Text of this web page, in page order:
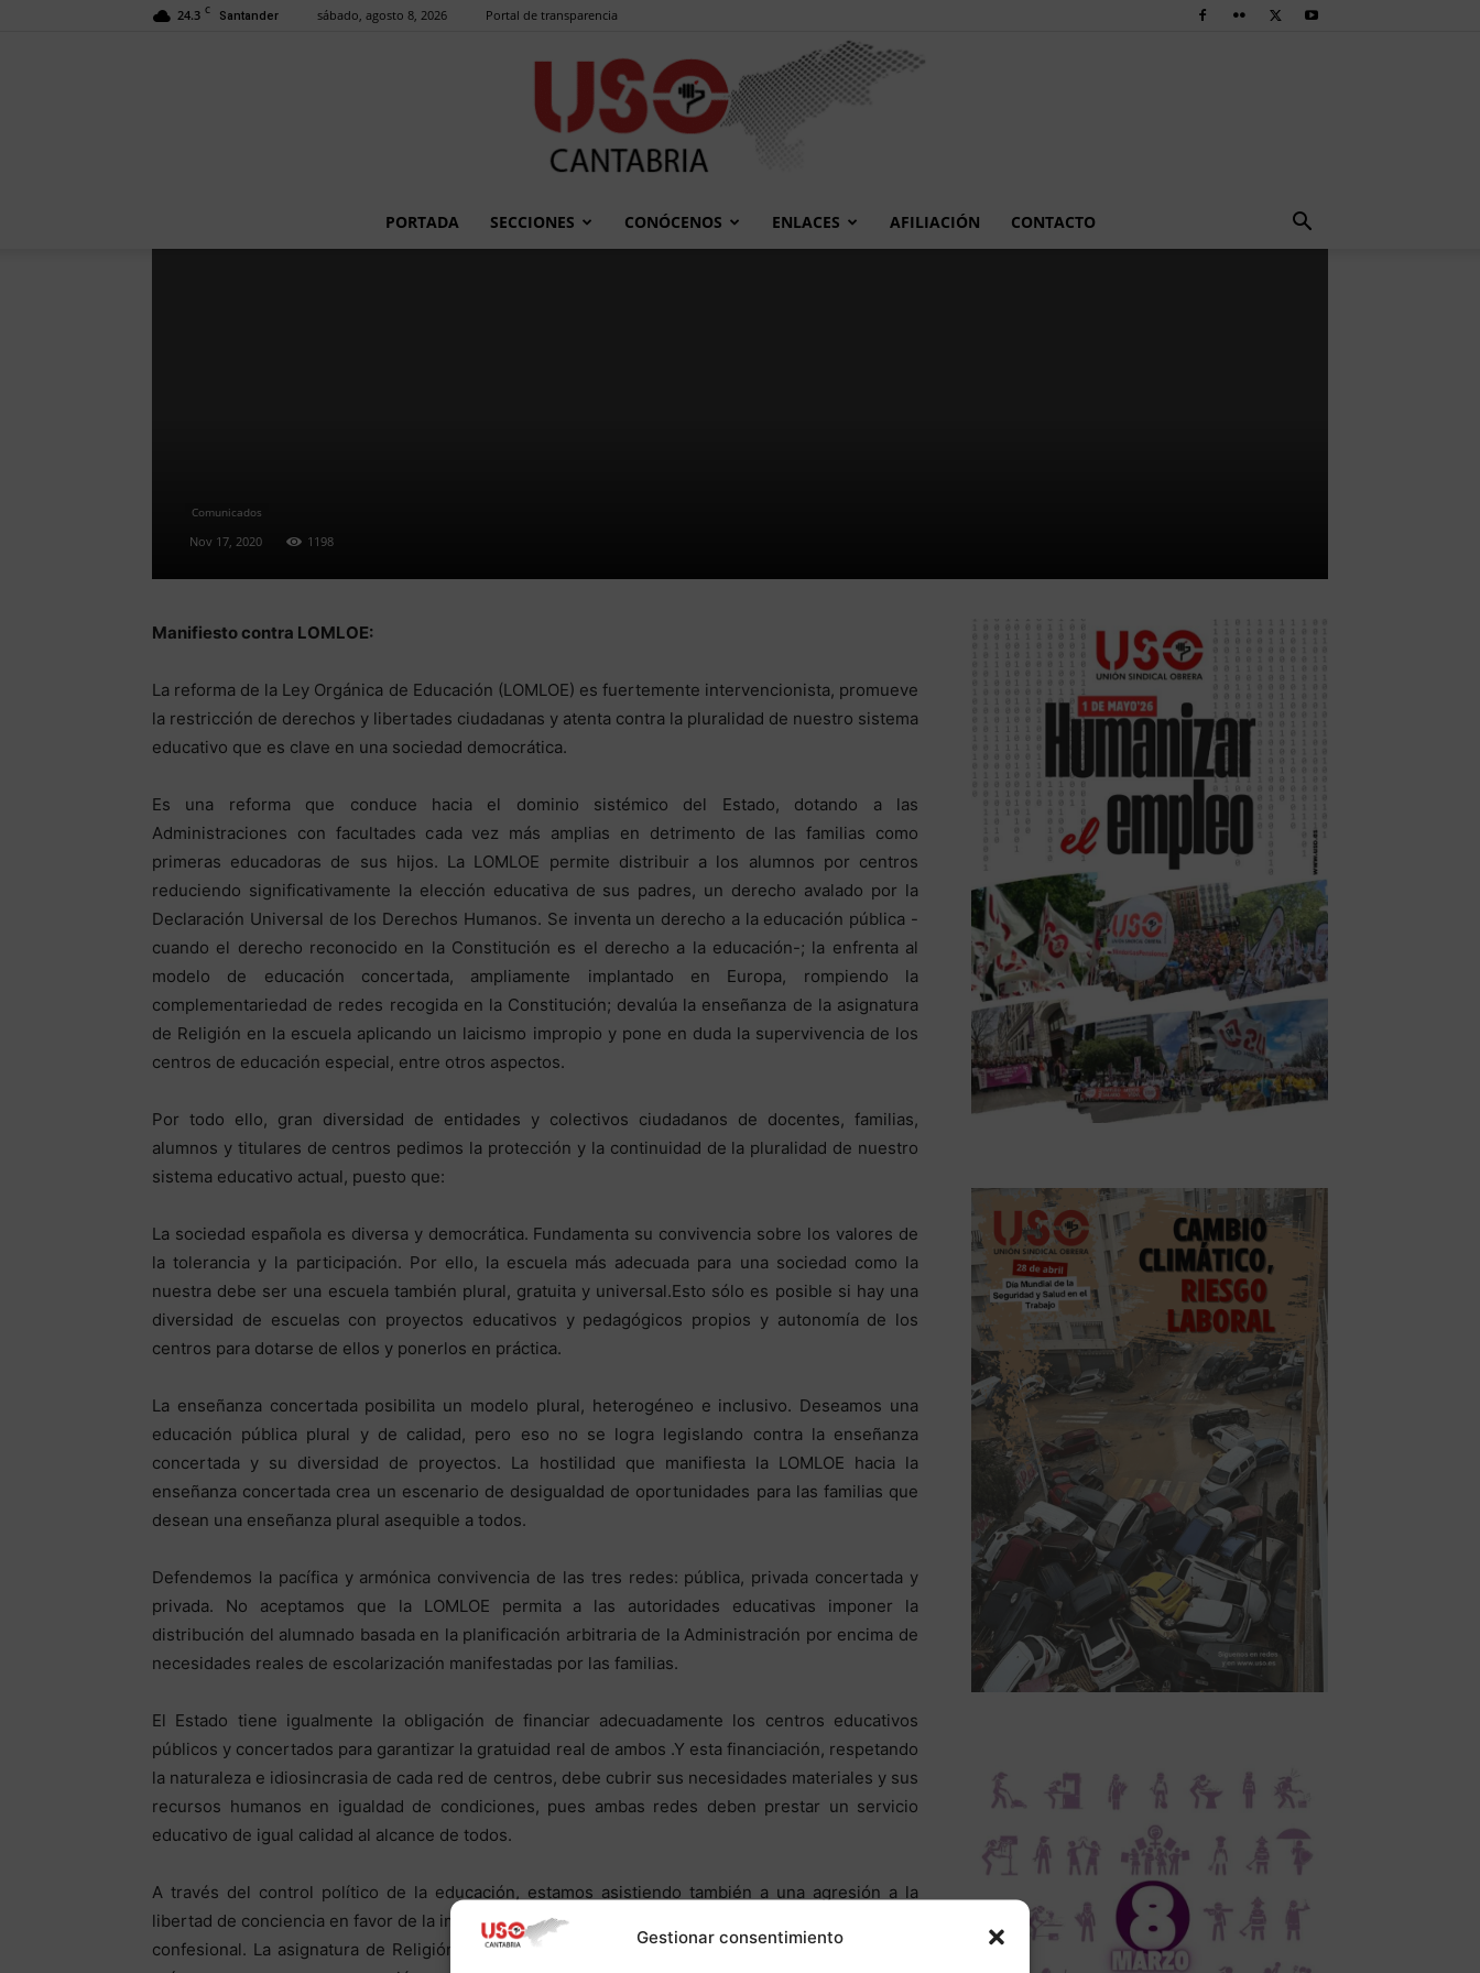
Gestionar consentimiento
24.3 C Santander sábado, agosto 8, 2026 Portal de transparencia
PORTADA SECCIONES CONÓCENOS ENLACES AFILIACIÓN CONTACTO
Comunicados
Nov 17, 2020 1198
Manifiesto contra LOMLOE:
La reforma de la Ley Orgánica de Educación (LOMLOE) es fuertemente intervencionista, promueve
la restricción de derechos y libertades ciudadanas y atenta contra la pluralidad de nuestro sistema
educativo que es clave en una sociedad democrática.
Es una reforma que conduce hacia el dominio sistémico del Estado, dotando a las
Administraciones con facultades cada vez más amplias en detrimento de las familias como
primeras educadoras de sus hijos. La LOMLOE permite distribuir a los alumnos por centros
reduciendo significativamente la elección educativa de sus padres, un derecho avalado por la
Declaración Universal de los Derechos Humanos. Se inventa un derecho a la educación pública -
cuando el derecho reconocido en la Constitución es el derecho a la educación-; la enfrenta al
modelo de educación concertada, ampliamente implantado en Europa, rompiendo la
complementariedad de redes recogida en la Constitución; devalúa la enseñanza de la asignatura
de Religión en la escuela aplicando un laicismo impropio y pone en duda la supervivencia de los
centros de educación especial, entre otros aspectos.
Por todo ello, gran diversidad de entidades y colectivos ciudadanos de docentes, familias,
alumnos y titulares de centros pedimos la protección y la continuidad de la pluralidad de nuestro
sistema educativo actual, puesto que:
La sociedad española es diversa y democrática. Fundamenta su convivencia sobre los valores de
la tolerancia y la participación. Por ello, la escuela más adecuada para una sociedad como la
nuestra debe ser una escuela también plural, gratuita y universal.Esto sólo es posible si hay una
diversidad de escuelas con proyectos educativos y pedagógicos propios y autonomía de los
centros para dotarse de ellos y ponerlos en práctica.
La enseñanza concertada posibilita un modelo plural, heterogéneo e inclusivo. Deseamos una
educación pública plural y de calidad, pero eso no se logra legislando contra la enseñanza
concertada y su diversidad de proyectos. La hostilidad que manifiesta la LOMLOE hacia la
enseñanza concertada crea un escenario de desigualdad de oportunidades para las familias que
desean una enseñanza plural asequible a todos.
Defendemos la pacífica y armónica convivencia de las tres redes: pública, privada concertada y
privada. No aceptamos que la LOMLOE permita a las autoridades educativas imponer la
distribución del alumnado basada en la planificación arbitraria de la Administración por encima de
necesidades reales de escolarización manifestadas por las familias.
El Estado tiene igualmente la obligación de financiar adecuadamente los centros educativos
públicos y concertados para garantizar la gratuidad real de ambos .Y esta financiación, respetando
la naturaleza e idiosincrasia de cada red de centros, debe cubrir sus necesidades materiales y sus
recursos humanos en igualdad de condiciones, pues ambas redes deben prestar un servicio
educativo de igual calidad al alcance de todos.
A través del control político de la educación, estamos asistiendo también a una agresión a la
libertad de conciencia en favor de la imposición de una ideología laicista impropia de un Estado no
confesional. La asignatura de Religión, que se cursa con absoluta normalidad en casi todos los